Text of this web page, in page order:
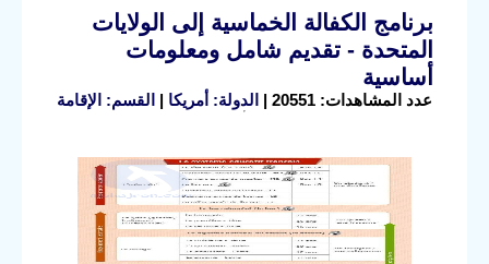
برنامج الكفالة الخماسية إلى الولايات
المتحدة - تقديم شامل ومعلومات
أساسية
عدد المشاهدات: 20551 | الدولة: أمريكا | القسم: الإقامة